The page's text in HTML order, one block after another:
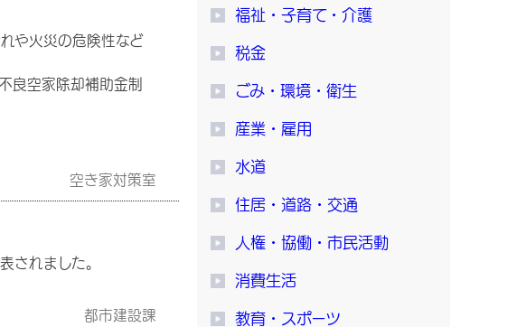
や火災の危険性など
良空家除却補助金制
空き家対策室
されました。
都市建設課
福祉・子育て・介護
税金
ごみ・環境・衛生
産業・雇用
水道
住居・道路・交通
人権・協働・市民活動
消費生活
教育・スポーツ